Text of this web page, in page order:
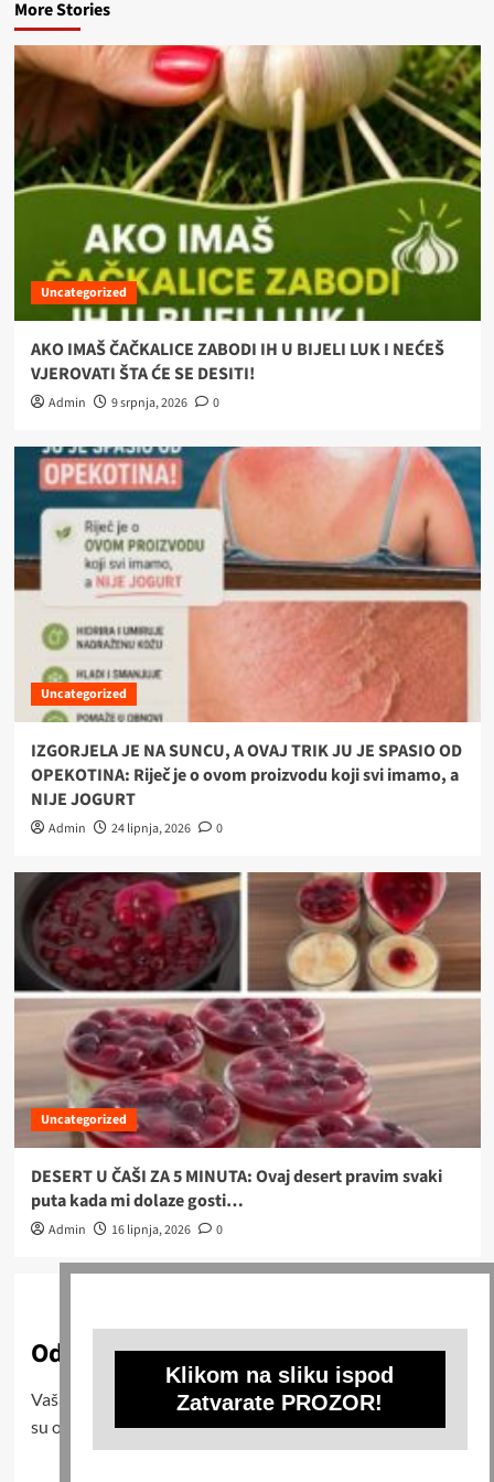
More Stories
Uncategorized
AKO IMAŠ ČAČKALICE ZABODI IH U BIJELI LUK I NEĆEŠ
VJEROVATI ŠTA ĆE SE DESITI!
Admin 9 srpnja, 2026 0
Uncategorized
IZGORJELA JE NA SUNCU, A OVAJ TRIK JU JE SPASIO OD
OPEKOTINA: Riječ je o ovom proizvodu koji svi imamo, a
NIJE JOGURT
Admin 24 lipnja, 2026 0
Uncategorized
DESERT U ČAŠI ZA 5 MINUTA: Ovaj desert pravim svaki
puta kada mi dolaze gosti…
Admin 16 lipnja, 2026 0
Odgovori
Vaša adresa e-pošte neće biti objavljena.Obavezna polja
su označena sa* (obavezno)
Klikom na sliku ispod
Zatvarate PROZOR!